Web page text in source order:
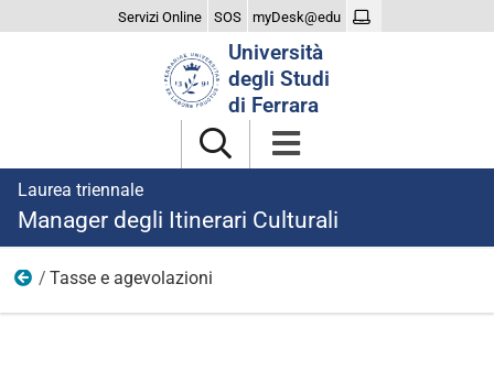
Servizi Online SOS myDesk@edu
Università
degli Studi
di Ferrara
Laurea triennale
Manager degli Itinerari Culturali
Studiare
Tasse e agevolazioni